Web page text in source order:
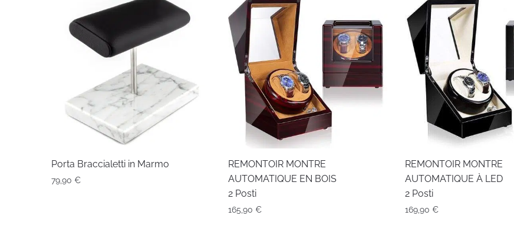
Porta Braccialetti in Marmo
79,90€
REMONTOIR MONTRE
AUTOMATIQUE EN BOIS
2 Posti
165,90 €
REMONTOIR MONTRE
AUTOMATIQUE À LED
2 Posti
169,90 €